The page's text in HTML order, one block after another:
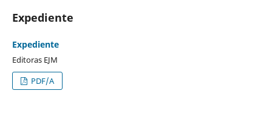
Expediente
Expediente
Editoras EJM
PDF/A